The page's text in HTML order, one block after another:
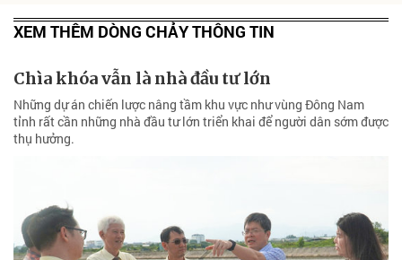
XEM THÊM DÒNG CHẢY THÔNG TIN
Chìa khóa vẫn là nhà đầu tư lớn
Những dự án chiến lược nâng tầm khu vực như vùng Đông Nam
tỉnh rất cần những nhà đầu tư lớn triển khai để người dân sớm được
thụ hưởng.